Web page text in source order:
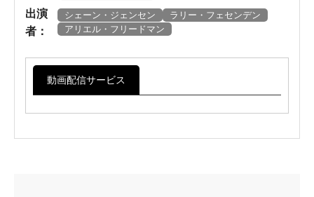
出演
者：
シェーン・ジェンセン
ラリー・フェセンデン
アリエル・フリードマン
動画配信サービス